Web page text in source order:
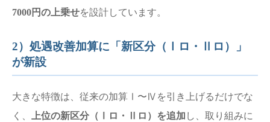
7000円の上乗せを設計しています。
2）処遇改善加算に「新区分（Ⅰロ・Ⅱロ）」
が新設
大きな特徴は、従来の加算Ⅰ〜Ⅳを引き上げるだけでな
く、
上位の新区分（Ⅰロ・Ⅱロ）を追加 し、取り組みに